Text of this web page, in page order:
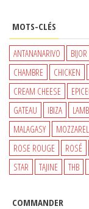
650
MOTS-CLÉS
ANTANANARIVO BIJOR
CHAMBRE
CHICKEN
CREAM CHEESE
GATEAU
IBIZA
MALAGASY
ROSE ROUGE
ROSÉ
STAR
TAJINE THB
COMMANDER